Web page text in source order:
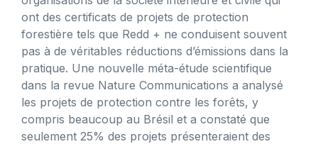
ont des certificats de projets de protection
forestière tels que Redd + ne conduisent souvent
pas à de véritables réductions d’émissions dans la
pratique. Une nouvelle méta-étude scientifique
dans la revue Nature Communications a analysé
les projets de protection contre les forêts, y
compris beaucoup au Brésil et a constaté que
seulement 25% des projets présenteraient des